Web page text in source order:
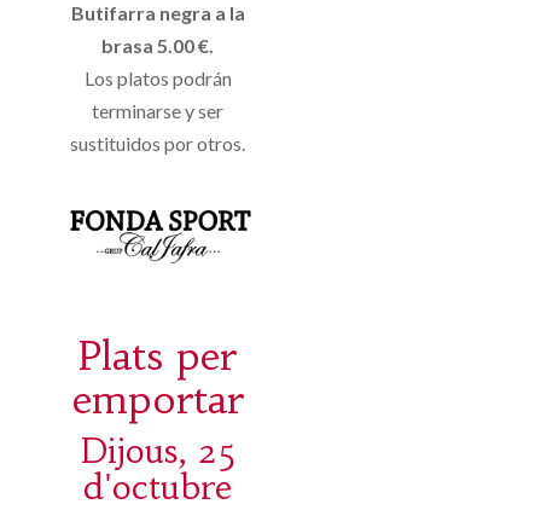
Butifarra negra a la
brasa 5.00 €.
Los platos podrán
terminarse y ser
sustituidos por otros.
Plats per
emportar
Dijous, 25
d'octubre